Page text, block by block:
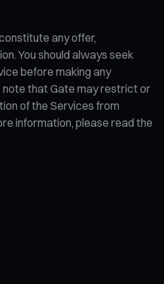
any offer,
You should always seek
before making any
note that Gate may restrict or
of the Services from
information, please read the